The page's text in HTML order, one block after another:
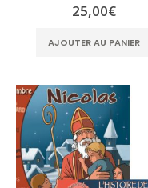
0sur 5
25,00€
AJOUTER AU PANIER